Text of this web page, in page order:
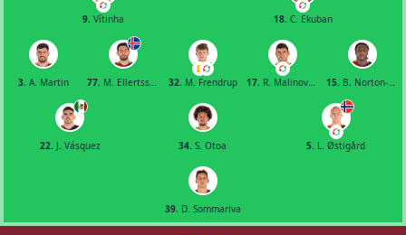
9. Vítinha 18. C. Ekuban
3. A. Martin 77. M. Ellertsson 32. M. Frendrup 17. R. Malinovskyi 15. B. Norton-Cuffy
22. J. Vásquez 34. S. Otoa 5. L. Østigård
39. D. Sommariva